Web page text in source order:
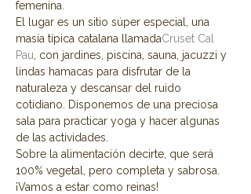
femenina.
El lugar es un sitio súper especial, una
masía típica catalana llamadaCruset Cal
Pau , con jardines, piscina, sauna, jacuzzi y
lindas hamacas para disfrutar de la
naturaleza y descansar del ruido
cotidiano. Disponemos de una preciosa
sala para practicar yoga y hacer algunas
de las actividades.
Sobre la alimentación decirte, que será
100% vegetal, pero completa y sabrosa.
¡Vamos a estar como reinas!